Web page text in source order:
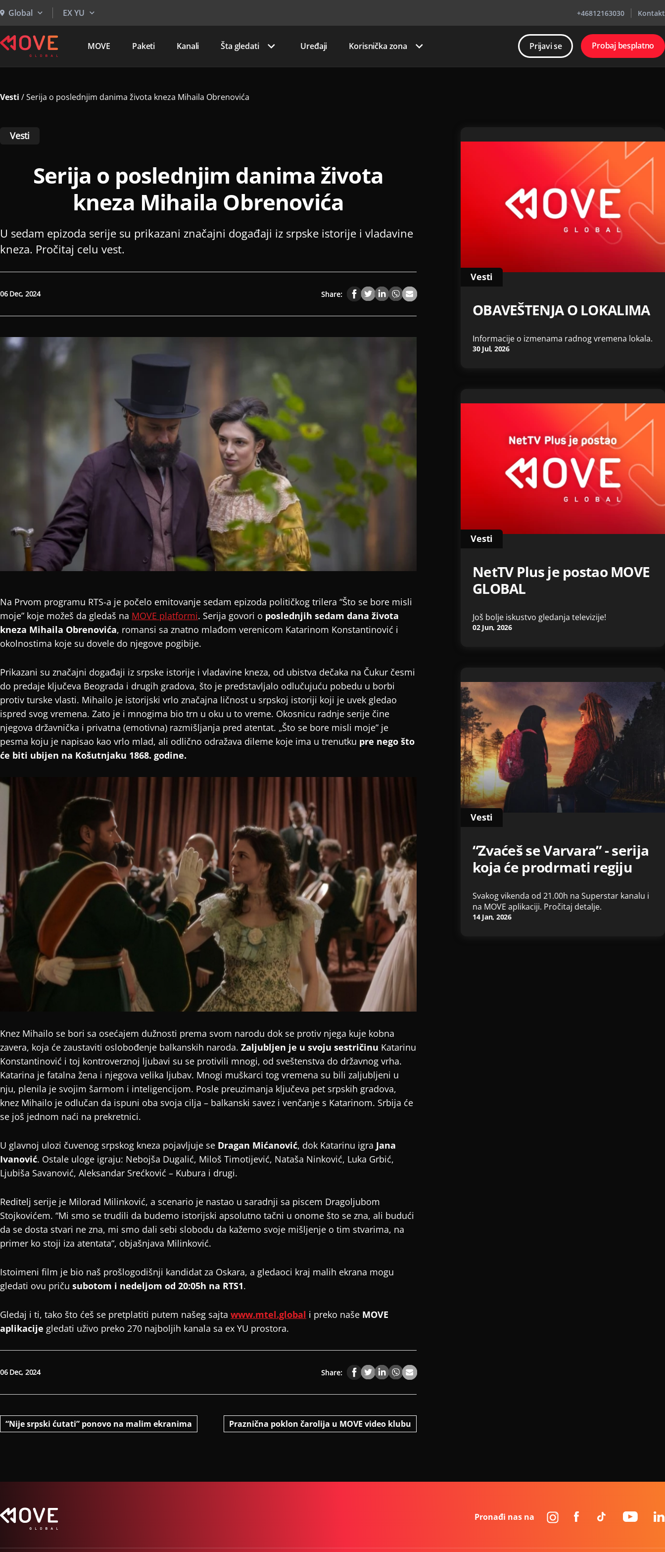
Global EX YU +46812163030 Kontakt
MOVE Paketi Kanali Šta gledati Uređaji Korisnička zona Prijavi se Probaj besplatno
Vesti /Serija o poslednjim danima života kneza Mihaila Obrenovića
Vesti
Serija o poslednjim danima života
kneza Mihaila Obrenovića
U sedam epizoda serije su prikazani značajni događaji iz srpske istorije i vladavine
kneza. Pročitaj celu vest.
06 Dec, 2024 Share:
Na Prvom programu RTS-a je počelo emitovanje sedam epizoda političkog trilera “Što se bore misli
moje” koje možeš da gledaš na MOVE platformi. Serija govori o poslednjih sedam dana života
kneza Mihaila Obrenovića, romansi sa znatno mlađom verenicom Katarinom Konstantinović i
okolnostima koje su dovele do njegove pogibije.
Prikazani su značajni događaji iz srpske istorije i vladavine kneza, od ubistva dečaka na Čukur česmi
do predaje ključeva Beograda i drugih gradova, što je predstavljalo odlučujuću pobedu u borbi
protiv turske vlasti. Mihailo je istorijski vrlo značajna ličnost u srpskoj istoriji koji je uvek gledao
ispred svog vremena. Zato je i mnogima bio trn u oku u to vreme. Okosnicu radnje serije čine
njegova državnička i privatna (emotivna) razmišljanja pred atentat. „Što se bore misli moje” je
pesma koju je napisao kao vrlo mlad, ali odlično odražava dileme koje ima u trenutku pre nego što
će biti ubijen na Košutnjaku 1868. godine.
Knez Mihailo se bori sa osećajem dužnosti prema svom narodu dok se protiv njega kuje kobna
zavera, koja će zaustaviti oslobođenje balkanskih naroda. Zaljubljen je u svoju sestričinu Katarinu
Konstantinović i toj kontroverznoj ljubavi su se protivili mnogi, od sveštenstva do državnog vrha.
Katarina je fatalna žena i njegova velika ljubav. Mnogi muškarci tog vremena su bili zaljubljeni u
nju, plenila je svojim šarmom i inteligencijom. Posle preuzimanja ključeva pet srpskih gradova,
knez Mihailo je odlučan da ispuni oba svoja cilja – balkanski savez i venčanje s Katarinom. Srbija će
se još jednom naći na prekretnici.
U glavnoj ulozi čuvenog srpskog kneza pojavljuje se Dragan Mićanović, dok Katarinu igra Jana
Ivanović. Ostale uloge igraju: Nebojša Dugalić, Miloš Timotijević, Nataša Ninković, Luka Grbić,
Ljubiša Savanović, Aleksandar Srećković – Kubura i drugi.
Reditelj serije je Milorad Milinković, a scenario je nastao u saradnji sa piscem Dragoljubom
Stojkovićem. “Mi smo se trudili da budemo istorijski apsolutno tačni u onome što se zna, ali budući
da se dosta stvari ne zna, mi smo dali sebi slobodu da kažemo svoje mišljenje o tim stvarima, na
primer ko stoji iza atentata“, objašnjava Milinković.
Istoimeni film je bio naš prošlogodišnji kandidat za Oskara, a gledaoci kraj malih ekrana mogu
gledati ovu priču subotom i nedeljom od 20:05h na RTS1.
Gledaj i ti, tako što ćeš se pretplatiti putem našeg sajta www.mtel.global i preko naše MOVE
aplikacije gledati uživo preko 270 najboljih kanala sa ex YU prostora.
06 Dec, 2024 Share:
“Nije srpski ćutati” ponovo na malim ekranima Praznična poklon čarolija u MOVE video klubu
Vesti
OBAVEŠTENJA O LOKALIMA
Informacije o izmenama radnog vremena lokala.
30 Jul, 2026
Vesti
NetTV Plus je postao MOVE
GLOBAL
Još bolje iskustvo gledanja televizije!
02 Jun, 2026
Vesti
“Zvaćeš se Varvara” - serija
koja će prodrmati regiju
Svakog vikenda od 21.00h na Superstar kanalu i
na MOVE aplikaciji. Pročitaj detalje.
14 Jan, 2026
Pronađi nas na